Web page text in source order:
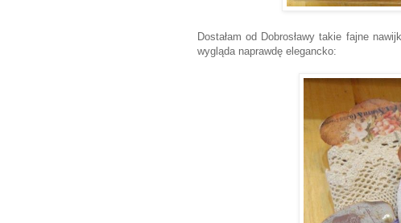
Dostałam od Dobrosławy takie fajne
wygląda naprawdę elegancko: